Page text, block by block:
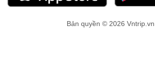
Bản quyền © 2026 Vntrip.vn